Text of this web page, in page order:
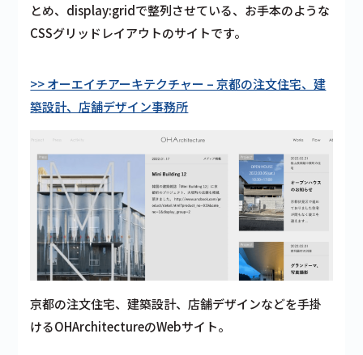
とめ、display:gridで整列させている、お手本のような
CSSグリッドレイアウトのサイトです。
>> オーエイチアーキテクチャー – 京都の注文住宅、建
築設計、店舗デザイン事務所
京都の注文住宅、建築設計、店舗デザインなどを手掛
けるOHArchitectureのWebサイト。